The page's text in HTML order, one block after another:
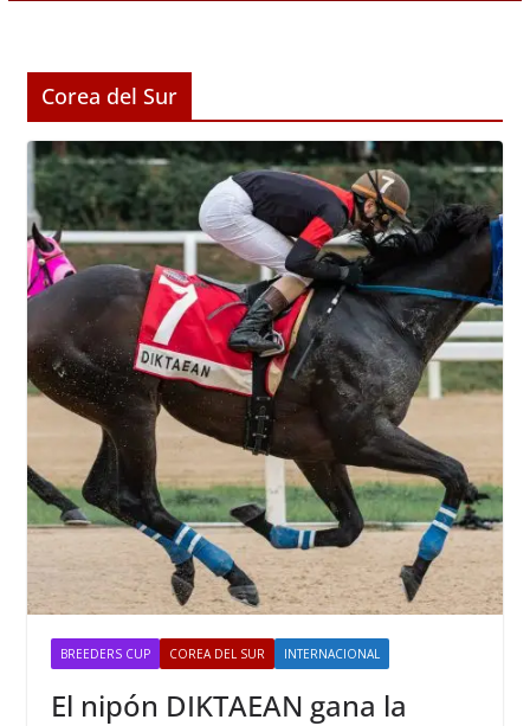
Corea del Sur
BREEDERS CUP COREA DEL SUR INTERNACIONAL
El nipón DIKTAEAN gana la